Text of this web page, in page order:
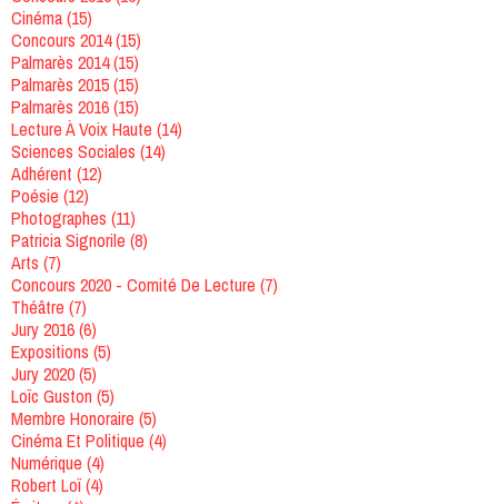
Cinéma(15)
Concours 2014(15)
Palmarès 2014(15)
Palmarès 2015(15)
Palmarès 2016(15)
Lecture À Voix Haute (14)
Sciences Sociales (14)
Adhérent (12)
Poésie (12)
Photographes (11)
Patricia Signorile (8)
Arts (7)
Concours 2020 - Comité De Lecture (7)
Théâtre (7)
Jury 2016(6)
Expositions (5)
Jury 2020(5)
Loïc Guston (5)
Membre Honoraire (5)
Cinéma Et Politique (4)
Numérique (4)
Robert Loï(4)